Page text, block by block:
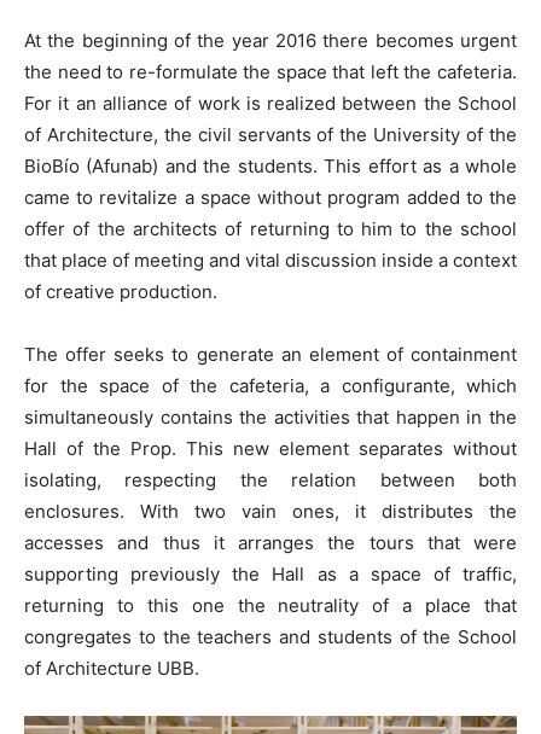
At the beginning of the year 2016 there becomes urgent
the need to re-formulate the space that left the cafeteria.
For it an alliance of work is realized between the School
of Architecture, the civil servants of the University of the
BioBío (Afunab) and the students. This effort as a whole
came to revitalize a space without program added to the
offer of the architects of returning to him to the school
that place of meeting and vital discussion inside a context
of creative production.
The offer seeks to generate an element of containment
for the space of the cafeteria, a configurante, which
simultaneously contains the activities that happen in the
Hall of the Prop. This new element separates without
isolating, respecting the relation between both
enclosures. With two vain ones, it distributes the
accesses and thus it arranges the tours that were
supporting previously the Hall as a space of traffic,
returning to this one the neutrality of a place that
congregates to the teachers and students of the School
of Architecture UBB.